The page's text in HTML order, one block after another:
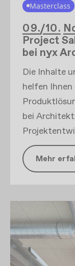
Masterclass
09./10.
Project
bei nyx
Die Inhalte
helfen
bei
Mehr